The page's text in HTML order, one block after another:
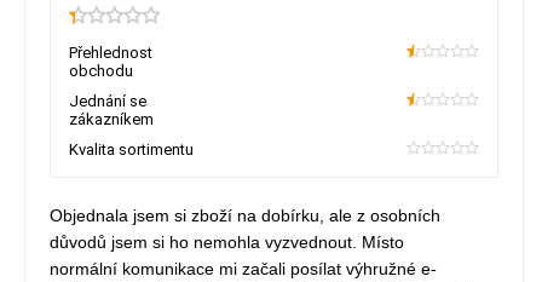
0.3
Přehlednost
obchodu
Jednání se
zákazníkem
Kvalita sortimentu
Objednala jsem si zboží na dobírku, ale z osobních
důvodů jsem si ho nemohla vyzvednout. Místo
normální komunikace mi začali posílat výhružné e-